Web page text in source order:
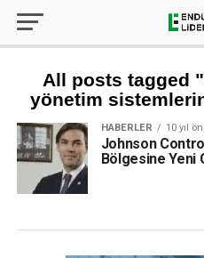
All posts tagged
yönetim
HABERLER 10 yıl
Johnson
Bölgesine Yeni